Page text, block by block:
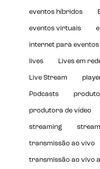
eventos híbridos
eventos virtuais
internet para eventos
lives Lives em
Live Stream
Podcasts
produtora de vídeo
streaming
transmissão ao vivo
transmissão ao vivo